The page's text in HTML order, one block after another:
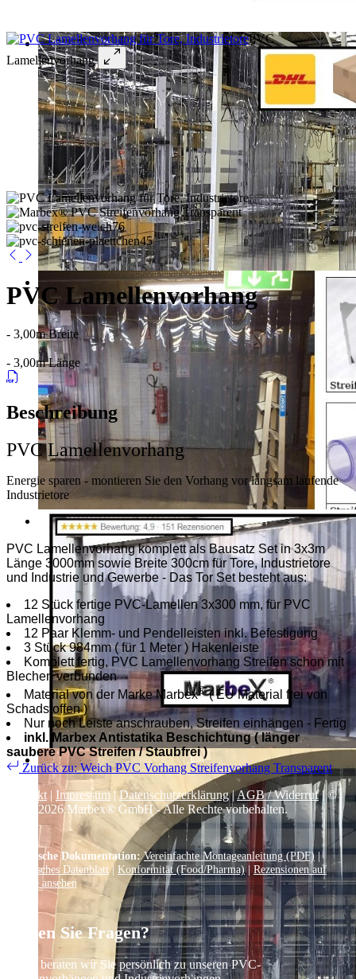
PVC
Lamellenvorhang
PVC Lamellenvorhang
- 3,00m Breite
- 3,00m Länge
Beschreibung
PVC Lamellenvorhang
Energie sparen - montieren Sie den Vorhang vor langsam laufende
Industrietore
PVC Lamellenvorhang komplett als Bausatz Set in 3x3m
Länge 3000mm sowie Breite 300cm für Tore, Industrietore
und Industrie und Gewerbe - Das Tor Set besteht aus:
12 Stück fertige PVC-Lamellen 3x300 mm, für PVC
Lamellenvorhang
12 Paar Klemm- und Pendelleisten inkl. Befestigung
3 Stück 984mm ( für 1 Meter ) Hakenleiste
Komplett fertig, PVC Lamellenvorhang Streifen schon mit
Blechen verbunden
Material von der Marke Marbex®( EU Material frei von
Schadstoffen )
Nur noch Leiste anschrauben, Streifen einhängen - Fertig
inkl. Marbex Antistatika Beschichtung ( länger
saubere PVC Streifen / Staubfrei )
Zurück zu: Weich PVC Vorhang Streifenvorhang Transparent
Kontakt | Impressum |Datenschutzerklärung|AGB / Widerruf| ©
2026Marbex® GmbH - Alle Rechte vorbehalten.
Technische Dokumentation: Vereinfachte Montageanleitung (PDF)|
Technisches Datenblatt| Konformität (Food/Pharma) | Rezensionen auf
Google ansehen
Haben Sie Fragen?
Gerne beraten wir Sie persönlich zu unseren PVC-